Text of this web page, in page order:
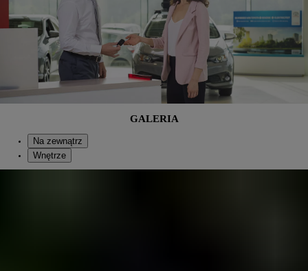
GALERIA
Na zewnątrz
Wnętrze